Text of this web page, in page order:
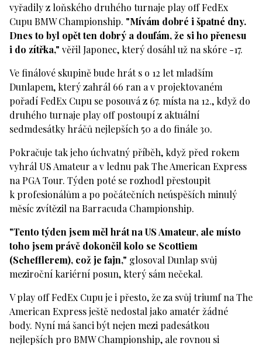
vyřadily z loňského druhého turnaje play off FedEx
Cupu BMW Championship. "Mívám dobré i špatné dny.
Dnes to byl opět ten dobrý a doufám, že si ho přenesu
i do zítřka," věřil Japonec, který dosáhl už na skóre -17.
Ve finálové skupině bude hrát s o 12 let mladším
Dunlapem, který zahrál 66 ran a v projektovaném
pořadí FedEx Cupu se posouvá z 67. místa na 12., když do
druhého turnaje play off postoupí z aktuální
sedmdesátky hráčů nejlepších 50 a do finále 30.
Pokračuje tak jeho úchvatný příběh, když před rokem
vyhrál US Amateur a v lednu pak The American Express
na PGA Tour. Týden poté se rozhodl přestoupit
k profesionálům a po počátečních neúspěších minulý
měsíc zvítězil na Barracuda Championship.
"Tento týden jsem měl hrát na US Amateur, ale místo
toho jsem právě dokončil kolo se Scottiem
(Schefflerem), což je fajn," glosoval Dunlap svůj
meziroční kariérní posun, který sám nečekal.
V play off FedEx Cupu je i přesto, že za svůj triumf na The
American Express ještě nedostal jako amatér žádné
body. Nyní má šanci být nejen mezi padesátkou
nejlepších pro BMW Championship, ale rovnou si